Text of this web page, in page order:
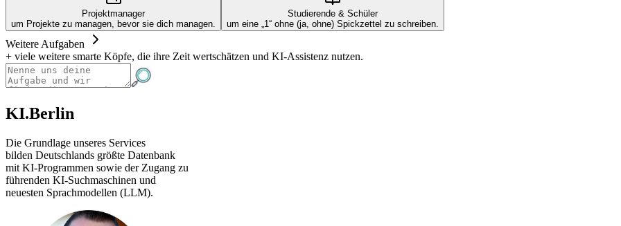
Projektmanager
um Projekte zu managen, bevor sie dich managen.
Studierende & Schüler
um eine „1“ ohne (ja, ohne) Spickzettel zu schreiben.
Weitere Aufgaben
+ viele weitere smarte Köpfe, die ihre Zeit wertschätzen und KI-Assistenz nutzen.
KI.Berlin
Die Grundlage unseres Services
bilden Deutschlands größte Datenbank
mit KI-Programmen sowie der Zugang zu
führenden KI-Suchmaschinen und
neuesten Sprachmodellen (LLM).